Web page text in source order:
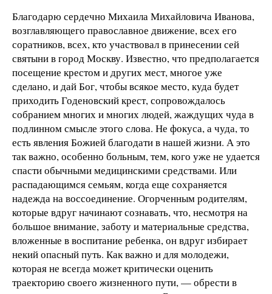
Благодарю сердечно Михаила Михайловича Иванова,
возглавляющего православное движение, всех его
соратников, всех, кто участвовал в принесении сей
святыни в город Москву. Известно, что предполагается
посещение крестом и других мест, многое уже
сделано, и дай Бог, чтобы всякое место, куда будет
приходить Годеновский крест, сопровождалось
собранием многих и многих людей, жаждущих чуда в
подлинном смысле этого слова. Не фокуса, а чуда, то
есть явления Божией благодати в нашей жизни. А это
так важно, особенно больным, тем, кого уже не удается
спасти обычными медицинскими средствами. Или
распадающимся семьям, когда еще сохраняется
надежда на воссоединение. Огорченным родителям,
которые вдруг начинают сознавать, что, несмотря на
большое внимание, заботу и материальные средства,
вложенные в воспитание ребенка, он вдруг избирает
некий опасный путь. Как важно и для молодежи,
которая не всегда может критически оценить
траекторию своего жизненного пути, — обрести в